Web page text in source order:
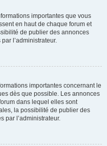
importantes que vous
en haut de chaque forum et
de publier des annonces
l’administrateur.
importantes concernant le
dès que possible. Les annonces
dans lequel elles sont
la possibilité de publier des
par l’administrateur.